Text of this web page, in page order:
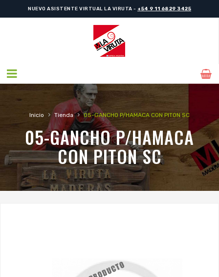
NUEVO ASISTENTE VIRTUAL LA VIRUTA - +54 9 11 6829 3425
Inicio › Tienda › 05-GANCHO P/HAMACA CON PITON SC
05-GANCHO P/HAMACA
CON PITON SC